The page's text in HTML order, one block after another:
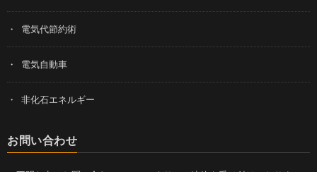
電気代節約術
電気自動車
非化石エネルギー
お問い合わせ